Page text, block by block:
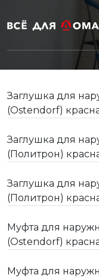
Заглушка для
(Ostendorf)
Заглушка для
(Политрон)
Заглушка для
(Политрон)
Муфта для
(Ostendorf)
Муфта для